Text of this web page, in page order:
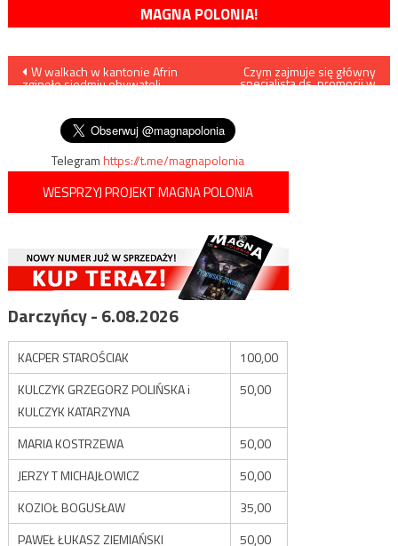
MAGNA POLONIA!
Nawigacja
W walkach w kantonie Afrin
zginęło siedmiu obywateli
Czym zajmuje się główny
specjalista ds. promocji w
Telegramhttps://t.me/magnapolonia
WESPRZYJ PROJEKT MAGNA POLONIA
Darczyńcy - 6.08.2026
KACPER STAROŚCIAK
100,00
KULCZYK GRZEGORZ POLIŃSKA i
KULCZYK KATARZYNA
50,00
MARIA KOSTRZEWA
50,00
JERZY T MICHAJŁOWICZ
50,00
KOZIOŁ BOGUSŁAW
35,00
PAWEŁ ŁUKASZ ZIEMIAŃSKI
50,00